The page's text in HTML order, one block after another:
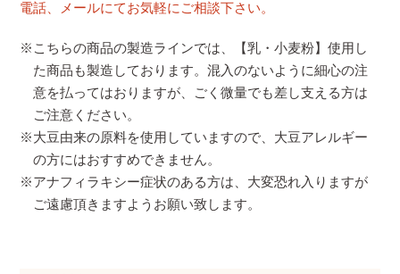
電話、メールにてお気軽にご相談下さい。
※こちらの商品の製造ラインでは、【乳・小麦粉】使用し
た商品も製造しております。混入のないように細心の注
意を払ってはおりますが、ごく微量でも差し支える方は
ご注意ください。
※大豆由来の原料を使用していますので、大豆アレルギー
の方にはおすすめできません。
※アナフィラキシー症状のある方は、大変恐れ入りますが
ご遠慮頂きますようお願い致します。